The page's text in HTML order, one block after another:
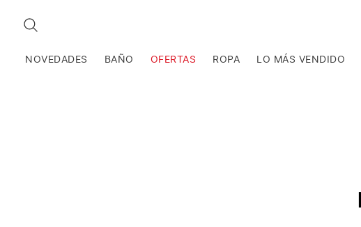
BUSCAR
NOVEDADES BAÑO OFERTAS ROPA LO MÁS VENDIDO